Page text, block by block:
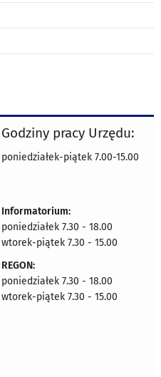
Godziny pracy Urzędu:
poniedziałek-piątek 7.00-15.00
Informatorium:
poniedziałek 7.30 - 18.00
wtorek-piątek 7.30 - 15.00
REGON:
poniedziałek 7.30 - 18.00
wtorek-piątek 7.30 - 15.00